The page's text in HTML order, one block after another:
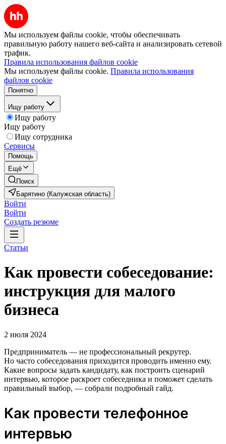
Мы используем файлы cookie, чтобы обеспечивать
правильную работу нашего веб-сайта и анализировать сетевой
трафик.
Правила использования файлов cookie
Мы используем файлы cookie. Правила использования
файлов cookie
Понятно
Ищу работу
Ищу работу
Ищу работу
Ищу сотрудника
Сервисы
Помощь
Ещё
Поиск
Барятино (Калужская область)
Войти
Войти
Создать резюме
Статьи
Как провести собеседование:
инструкция для малого
бизнеса
2 июля 2024
Предприниматель — не профессиональный рекрутер.
Но часто собеседования приходится проводить именно ему.
Какие вопросы задать кандидату, как построить сценарий
интервью, которое раскроет собеседника и поможет сделать
правильный выбор, — собрали подробный гайд.
Как провести телефонное
интервью